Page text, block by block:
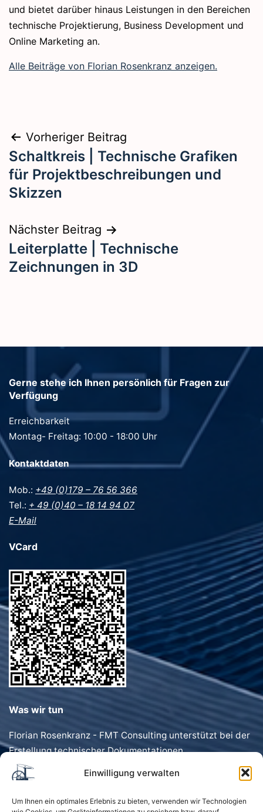
Einwilligung verwalten
Um Ihnen ein optimales Erlebnis zu bieten, verwenden wir Technologien
und bietet darüber hinaus Leistungen in den Bereichen
technische Projektierung, Business Development und
Online Marketing an.
Alle Beiträge von Florian Rosenkranz anzeigen.
Beitragsnavigation
Vorheriger Beitrag
Schaltkreis | Technische Grafiken
für Projektbeschreibungen und
Skizzen
Nächster Beitrag
Leiterplatte | Technische
Zeichnungen in 3D
Gerne stehe ich Ihnen persönlich für Fragen zur
Verfügung
Erreichbarkeit
Montag- Freitag: 10:00 - 18:00 Uhr
Kontaktdaten
Mob.: +49 (0)179 – 76 56 366
Tel.: + 49 (0)40 – 18 14 94 07
E-Mail
VCard
Was wir tun
Florian Rosenkranz - FMT Consulting unterstützt bei der
Erstellung technischer Dokumentationen,
Förderanträgen, Dokumentenvorlagen und
Geschäftstexten. Schnell, präzise und individuell.